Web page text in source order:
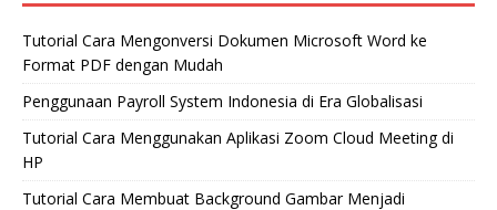
Tutorial Cara Mengonversi Dokumen Microsoft Word ke
Format PDF dengan Mudah
Penggunaan Payroll System Indonesia di Era Globalisasi
Tutorial Cara Menggunakan Aplikasi Zoom Cloud Meeting di
HP
Tutorial Cara Membuat Background Gambar Menjadi